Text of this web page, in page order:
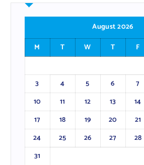
August 2026
M
T W T F
3
4 5 6 7
10
11 12 13 14
17
18 19 20 21
24
25 26 27 28
31